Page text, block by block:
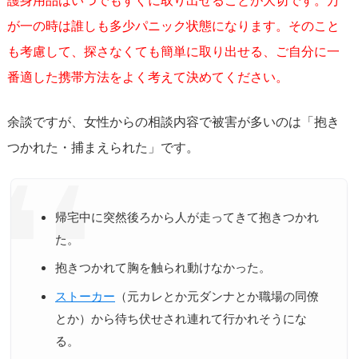
が一の時は誰しも多少パニック状態になります。そのこと
も考慮して、探さなくても簡単に取り出せる、ご自分に一
番適した携帯方法をよく考えて決めてください。
余談ですが、女性からの相談内容で被害が多いのは「抱き
つかれた・捕まえられた」です。
帰宅中に突然後ろから人が走ってきて抱きつかれ
た。
抱きつかれて胸を触られ動けなかった。
ストーカー （元カレとか元ダンナとか職場の同僚
とか）から待ち伏せされ連れて行かれそうにな
る。